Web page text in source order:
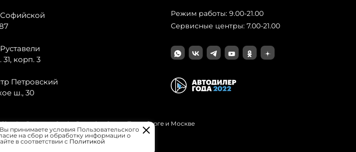
31, корп. 3
Петровский
ш., 30
Режим работы: 9.00-21.00
Сервисные центры: 7.00-21.00
Peugeot, Opel и Renault в Санкт-Петербурге и Москве
принимаете условия Пользовательского
на сбор и обработку информации о
в соответствии с Политикой